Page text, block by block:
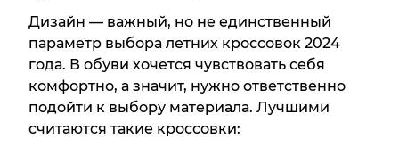
Дизайн — важный, но не единственный
параметр выбора летних кроссовок 2024
года. В обуви хочется чувствовать себя
комфортно, а значит, нужно ответственно
подойти к выбору материала. Лучшими
считаются такие кроссовки: